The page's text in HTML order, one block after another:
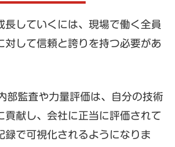
長していくには、現場で働く全員
対して信頼と誇りを持つ必要があ
部監査や力量評価は、自分の技術
貢献し、会社に正当に評価されて
録で可視化されるようになりま